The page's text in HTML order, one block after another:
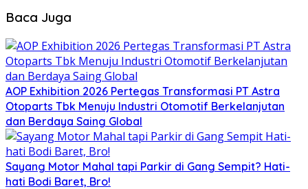
Baca Juga
AOP Exhibition 2026 Pertegas Transformasi PT Astra
Otoparts Tbk Menuju Industri Otomotif Berkelanjutan
dan Berdaya Saing Global
Sayang Motor Mahal tapi Parkir di Gang Sempit? Hati-
hati Bodi Baret, Bro!